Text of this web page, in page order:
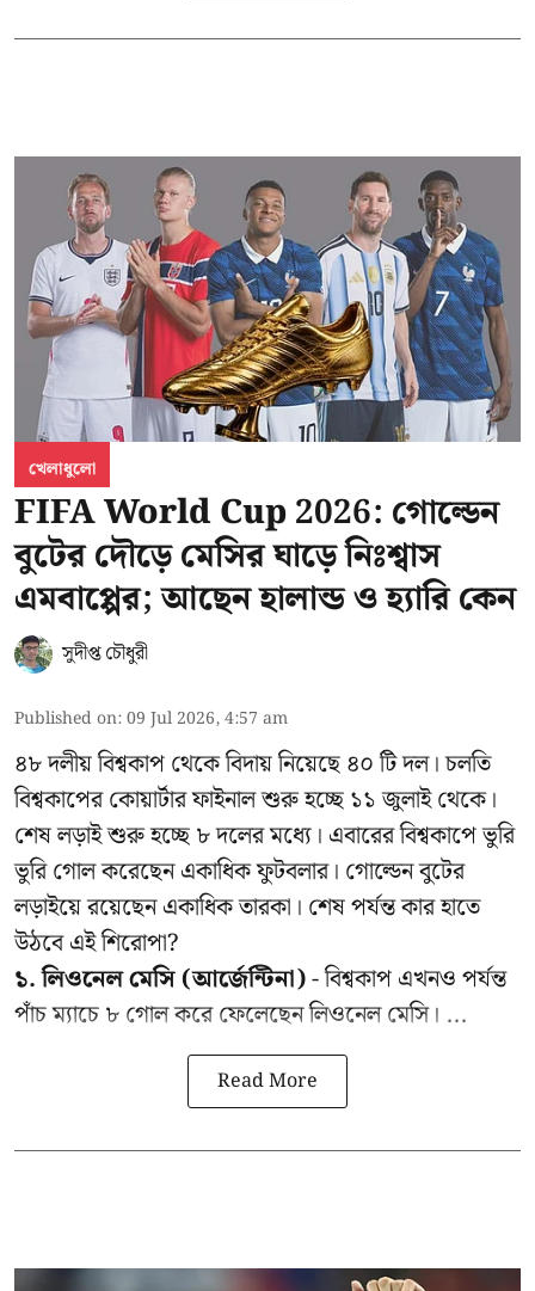
খেলাধুলো
FIFA World Cup 2026: গোল্ডেন
বুটের দৌড়ে মেসির ঘাড়ে নিঃশ্বাস
এমবাপ্পের; আছেন হালান্ড ও হ্যারি কেন
সুদীপ্ত চৌধুরী
Published on:09 Jul 2026, 4:57 am
৪৮ দলীয় বিশ্বকাপ থেকে বিদায় নিয়েছে ৪০ টি দল। চলতি
বিশ্বকাপের কোয়ার্টার ফাইনাল শুরু হচ্ছে ১১ জুলাই থেকে।
শেষ লড়াই শুরু হচ্ছে ৮ দলের মধ্যে। এবারের বিশ্বকাপে ভুরি
ভুরি গোল করেছেন একাধিক ফুটবলার। গোল্ডেন বুটের
লড়াইয়ে রয়েছেন একাধিক তারকা। শেষ পর্যন্ত কার হাতে
উঠবে এই শিরোপা?
১. লিওনেল মেসি (আর্জেন্টিনা)- বিশ্বকাপ এখনও পর্যন্ত
পাঁচ ম্যাচে ৮ গোল করে ফেলেছেন লিওনেল মেসি। ...
Read More